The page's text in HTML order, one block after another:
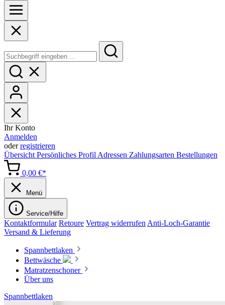
Ihr Konto
Anmelden
oderregistrieren
Übersicht Persönliches Profil Adressen Zahlungsarten Bestellungen
0,00 €*
Menü
Service/Hilfe
Kontaktformular Retoure Vertrag widerrufen Anti-Loch-Garantie
Versand & Lieferung
Spannbettlaken
Bettwäsche
Matratzenschoner
Über uns
Spannbettlaken